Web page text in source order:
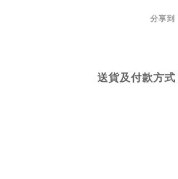
分享到
送貨及付款方式